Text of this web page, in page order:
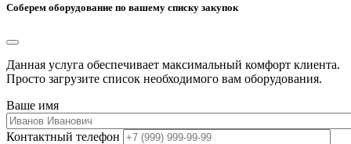
Соберем оборудование по вашему списку закупок
Данная услуга обеспечивает максимальный комфорт клиента.
Просто загрузите список необходимого вам оборудования.
Ваше имя
Контактный телефон